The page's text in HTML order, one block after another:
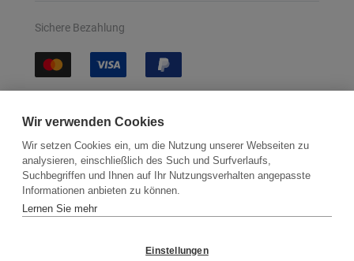
Sichere Bezahlung
Kontakt Newsletter Partner
Versand
Wir verwenden Cookies
Wir setzen Cookies ein, um die Nutzung unserer Webseiten zu
analysieren, einschließlich des Such und Surfverlaufs,
Suchbegriffen und Ihnen auf Ihr Nutzungsverhalten angepasste
Informationen anbieten zu können.
Lernen Sie mehr
Einstellungen